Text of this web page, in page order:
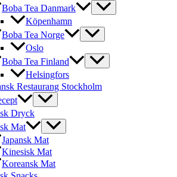
Boba Tea Danmark
Köpenhamn
Boba Tea Norge
Oslo
Boba Tea Finland
Helsingfors
Restaurang Stockholm
Dryck
Mat
Japansk Mat
Kinesisk Mat
Koreansk Mat